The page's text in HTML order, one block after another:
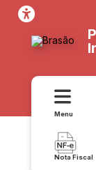
Menu
Nota Fiscal